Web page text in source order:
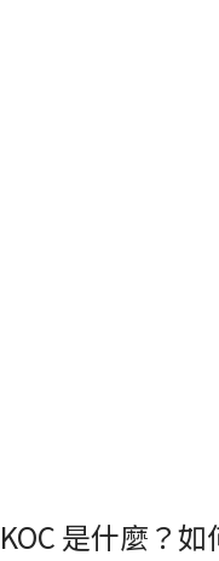
KOC 是什麼？如